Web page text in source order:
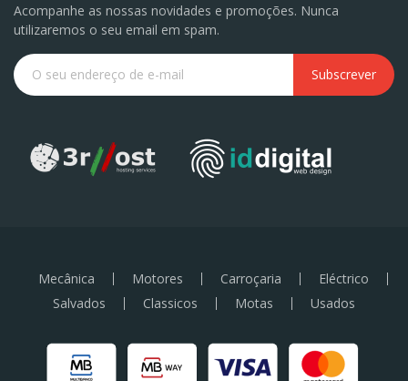
Acompanhe as nossas novidades e promoções. Nunca
utilizaremos o seu email em spam.
Subscrever
Mecânica Motores Carroçaria
Eléctrico
Salvados
Classicos Motas Usados